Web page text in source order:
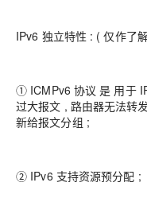
IPv6 独立特性 : ( 仅作了
① ICMPv6 协议 是 用于
过大报文 , 路由器无法转
新给报文分组 ;
② IPv6 支持资源预分配 ;